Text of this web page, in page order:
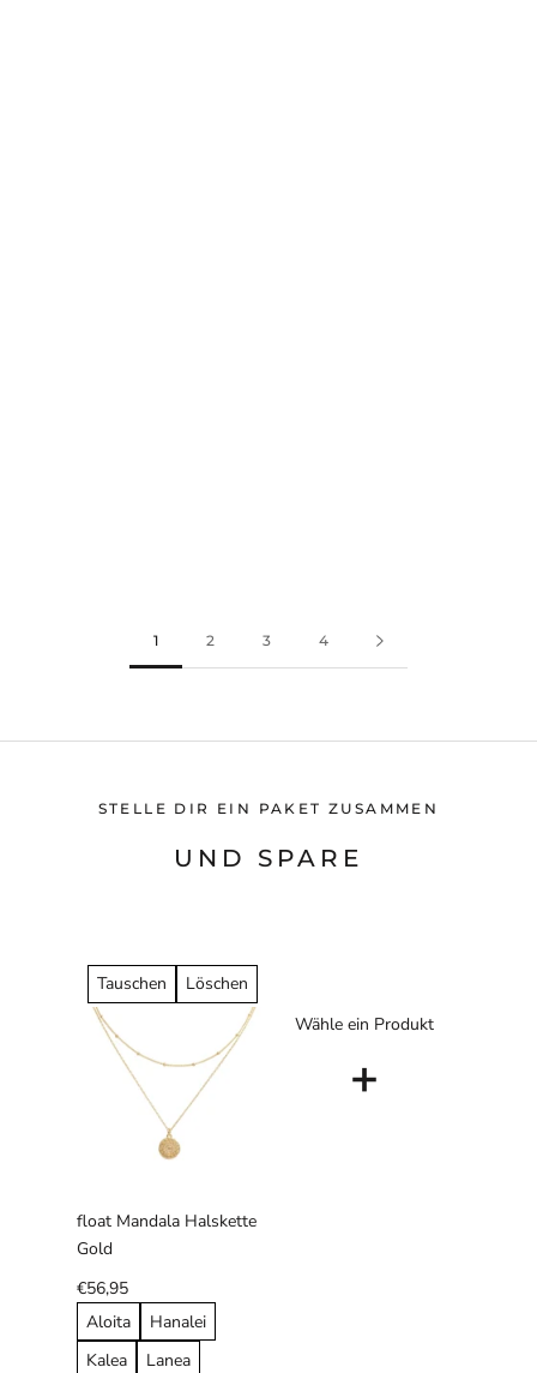
1 2 3 4
STELLE DIR EIN PAKET ZUSAMMEN
UND SPARE
Tauschen Löschen
float Mandala Halskette
Gold
€56,95
Aloita
Hanalei
Kalea
Lanea
Wähle ein Produkt
+